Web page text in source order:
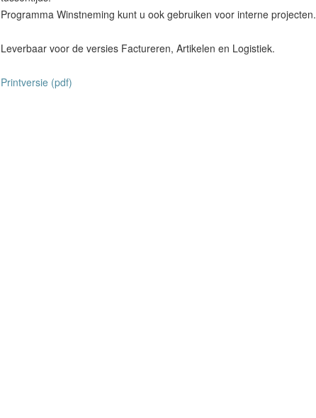
Programma Winstneming kunt u ook gebruiken voor interne projecten.
Leverbaar voor de versies Factureren, Artikelen en Logistiek.
Printversie (pdf)